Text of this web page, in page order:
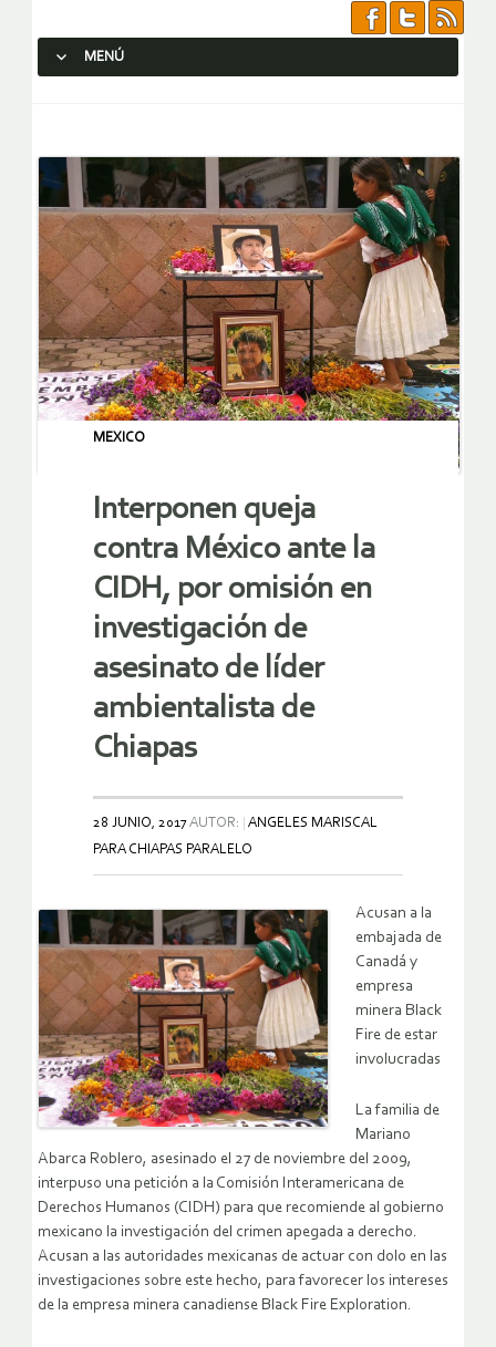
MENÚ
MEXICO
Interponen queja
contra México ante la
CIDH, por omisión en
investigación de
asesinato de líder
ambientalista de
Chiapas
28 JUNIO, 2017AUTOR:
ANGELES MARISCAL
PARA CHIAPAS PARALELO
Acusan a la
embajada de
Canadá y
empresa
minera Black
Fire de estar
involucradas
La familia de
Mariano
Abarca Roblero, asesinado el 27 de noviembre del 2009,
interpuso una petición a la Comisión Interamericana de
Derechos Humanos (CIDH) para que recomiende al gobierno
mexicano la investigación del crimen apegada a derecho.
Acusan a las autoridades mexicanas de actuar con dolo en las
investigaciones sobre este hecho, para favorecer los intereses
de la empresa minera canadiense Black Fire Exploration.